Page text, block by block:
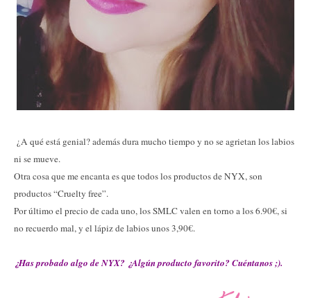
¿A qué está genial? además dura mucho tiempo y no se agrietan los labios
ni se mueve.
Otra cosa que me encanta es que todos los productos de NYX, son
productos “Cruelty free”.
Por último el precio de cada uno, los SMLC valen en torno a los 6.90€, si
no recuerdo mal, y el lápiz de labios unos 3,90€.
¿Has probado algo de NYX? ¿Algún producto favorito? Cuéntanos ;).